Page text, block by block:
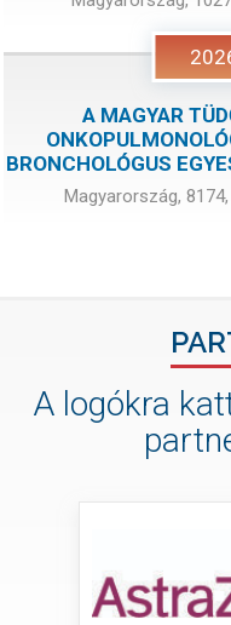
A MAGYAR
BRONCHOLÓGUS
Magyarország,
A logókra